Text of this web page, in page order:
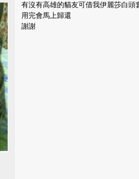
有沒有高雄的貓友可借我伊麗莎白頭
用完會馬上歸還
謝謝